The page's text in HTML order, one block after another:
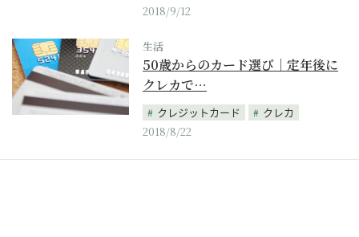
2018/9/12
生活
50歳からのカード選び｜定年後に
クレカで…
クレジットカード
クレカ
2018/8/22